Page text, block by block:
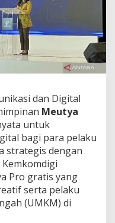
dan Digital
Meutya
untuk
bagi para pelaku
strategis dengan
Pro gratis yang
serta pelaku
(UMKM) di